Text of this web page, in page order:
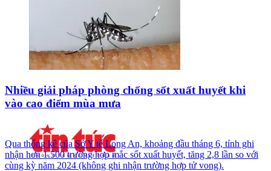
Nhiều giải pháp phòng chống sốt xuất huyết khi
vào cao điểm mùa mưa
Qua thống kê của Sở Y tế Long An, khoảng đầu tháng 6, tỉnh ghi
nhận hơn 1.500 trường hợp mắc sốt xuất huyết, tăng 2,8 lần so với
cùng kỳ năm 2024 (không ghi nhận trường hợp tử vong).